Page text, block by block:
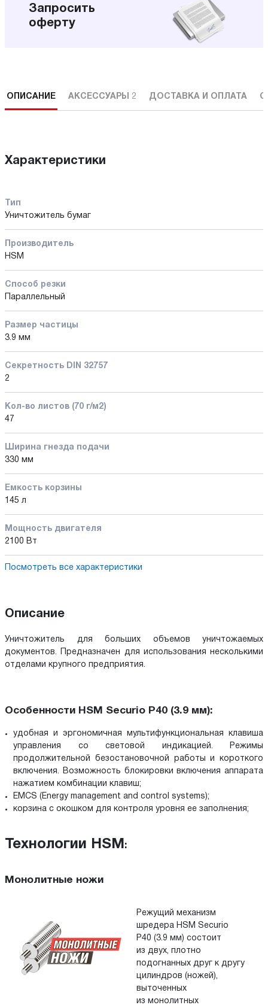
Запросить
оферту
ОПИСАНИЕ АКСЕССУАРЫ 2 ДОСТАВКА И ОПЛАТА
Характеристики
Тип
Уничтожитель бумаг
Производитель
HSM
Способ резки
Параллельный
Размер частицы
3.9 мм
Секретность DIN 32757
2
Кол-во листов (70 г/м2)
47
Ширина гнезда подачи
330 мм
Емкость корзины
145 л
Мощность двигателя
2100 Вт
Посмотреть все характеристики
Описание
Уничтожитель для больших объемов уничтожаемых
документов. Предназначен для использования несколькими
отделами крупного предприятия.
Особенности HSM Securio P40 (3.9 мм):
удобная и эргономичная мультифункциональная клавиша
управления со световой индикацией. Режимы
продолжительной безостановочной работы и короткого
включения. Возможность блокировки включения аппарата
нажатием комбинации клавиш;
EMCS (Energy management and control systems);
корзина с окошком для контроля уровня ее заполнения;
Технологии HSM :
Монолитные ножи
Режущий механизм
шредера HSM Securio
P40 (3.9 мм) состоит
из двух, плотно
подогнанных друг к другу
цилиндров (ножей),
выточенных
из монолитных